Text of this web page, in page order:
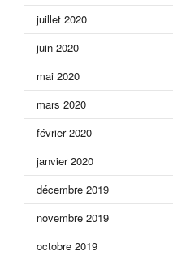
juillet 2020
juin 2020
mai 2020
mars 2020
février 2020
janvier 2020
décembre 2019
novembre 2019
octobre 2019